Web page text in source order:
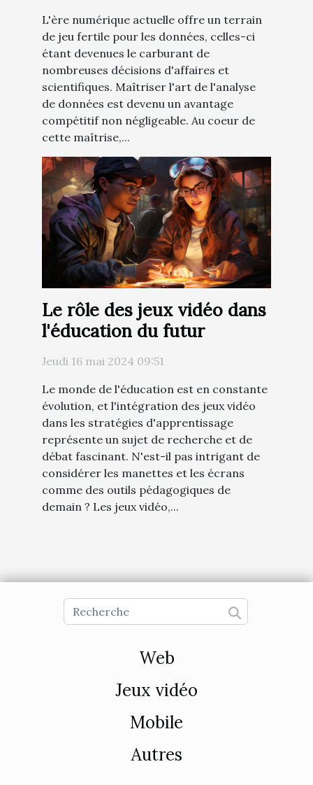
L'ère numérique actuelle offre un terrain
de jeu fertile pour les données, celles-ci
étant devenues le carburant de
nombreuses décisions d'affaires et
scientifiques. Maîtriser l'art de l'analyse
de données est devenu un avantage
compétitif non négligeable. Au coeur de
cette maîtrise,...
Le rôle des jeux vidéo dans
l'éducation du futur
Jeudi 16 mai 2024 09:51
Le monde de l'éducation est en constante
évolution, et l'intégration des jeux vidéo
dans les stratégies d'apprentissage
représente un sujet de recherche et de
débat fascinant. N'est-il pas intrigant de
considérer les manettes et les écrans
comme des outils pédagogiques de
demain ? Les jeux vidéo,...
Web
Jeux vidéo
Mobile
Autres